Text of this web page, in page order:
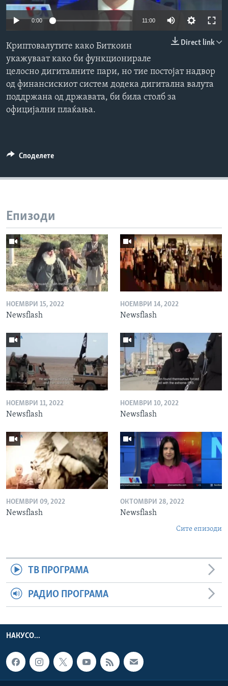
ИНТЕРВЈУА
Јазици
0:00 11:00
Direct link
Криптовалутите како Биткоин
укажуваат како би функционирале
целосно дигиталните пари, но тие постојат надвор
од финансискиот систем додека дигитална валута
поддржана од државата, би била столб за
официјални плаќања.
Споделете
Епизоди
НОЕМВРИ 15, 2022
Newsflash
НОЕМВРИ 14, 2022
Newsflash
НОЕМВРИ 11, 2022
Newsflash
НОЕМВРИ 10, 2022
Newsflash
НОЕМВРИ 09, 2022
Newsflash
ОКТОМВРИ 28, 2022
Newsflash
Сите епизоди
ТВ ПРОГРАМА
РАДИО ПРОГРАМА
НАКУСО...